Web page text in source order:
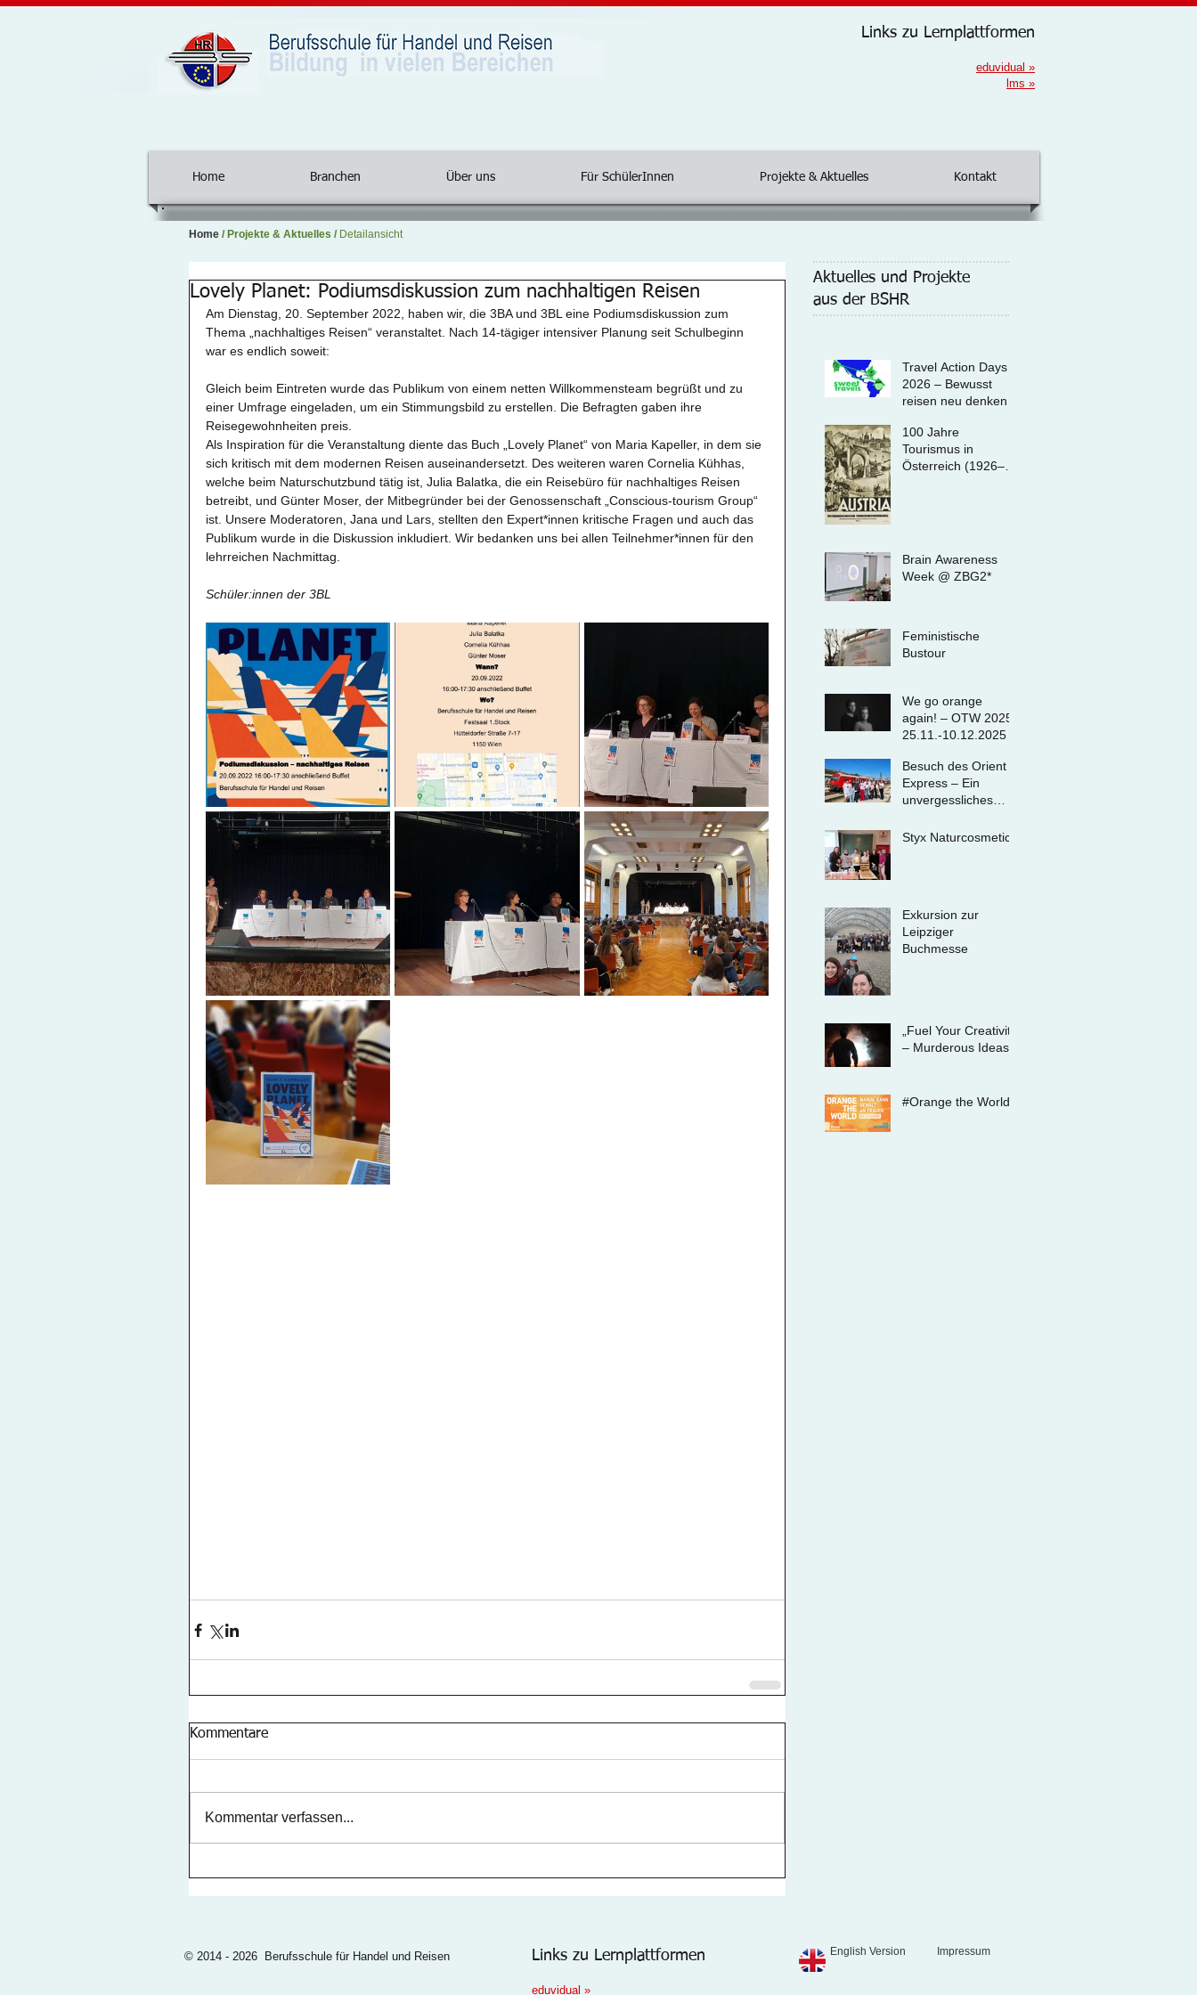
Links zu Lernplattformen
eduvidual »
lms »
Home Branchen Über uns Für SchülerInnen Projekte & Aktuelles Kontakt
Home / Projekte & Aktuelles / Detailansicht
Lovely Planet: Podiumsdiskussion zum nachhaltigen Reisen
Am Dienstag, 20. September 2022, haben wir, die 3BA und 3BL eine Podiumsdiskussion zum
Thema „nachhaltiges Reisen“ veranstaltet. Nach 14-tägiger intensiver Planung seit Schulbeginn
war es endlich soweit:
Gleich beim Eintreten wurde das Publikum von einem netten Willkommensteam begrüßt und zu
einer Umfrage eingeladen, um ein Stimmungsbild zu erstellen. Die Befragten gaben ihre
Reisegewohnheiten preis.
Als Inspiration für die Veranstaltung diente das Buch „Lovely Planet“ von Maria Kapeller, in dem sie
sich kritisch mit dem modernen Reisen auseinandersetzt. Des weiteren waren Cornelia Kühhas,
welche beim Naturschutzbund tätig ist, Julia Balatka, die ein Reisebüro für nachhaltiges Reisen
betreibt, und Günter Moser, der Mitbegründer bei der Genossenschaft „Conscious-tourism Group“
ist. Unsere Moderatoren, Jana und Lars, stellten den Expert*innen kritische Fragen und auch das
Publikum wurde in die Diskussion inkludiert. Wir bedanken uns bei allen Teilnehmer*innen für den
lehrreichen Nachmittag.
Schüler:innen der 3BL
Kommentare
Kommentar verfassen...
Aktuelles und Projekte
aus der BSHR
Travel Action Days
2026 – Bewusst
reisen neu denken
100 Jahre
Tourismus in
Österreich (1926–
Brain Awareness
Week @ ZBG2*
Feministische
Bustour
We go orange
again! – OTW 2025,
25.11.-10.12.2025
Besuch des Orient
Express – Ein
unvergessliches
Schülerinnen und
Styx Naturcosmetic
Exkursion zur
Leipziger
Buchmesse
„Fuel Your Creativity
– Murderous Ideas“
#Orange the World
© 2014 - 2026 Berufsschule für Handel und Reisen Links zu Lernplattformen
eduvidual »
English Version Impressum